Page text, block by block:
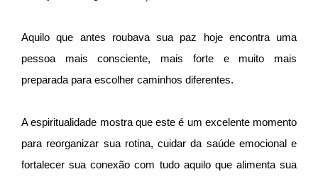
Aquilo que antes roubava sua paz hoje encontra uma
pessoa mais consciente, mais forte e muito mais
preparada para escolher caminhos diferentes.
A espiritualidade mostra que este é um excelente momento
para reorganizar sua rotina, cuidar da saúde emocional e
fortalecer sua conexão com tudo aquilo que alimenta sua